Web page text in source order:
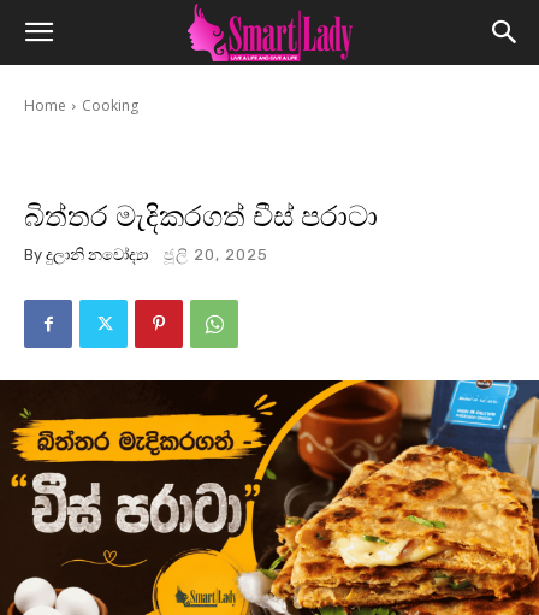
Home Cooking
බිත්තර මැදිකරගත් චීස් පරාටා
By දුලානි නවෝද්‍යා ජූලි 20, 2025